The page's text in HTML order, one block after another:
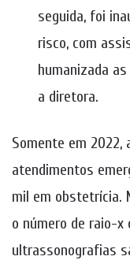
seguida, foi
risco, com
humanizada
a diretora.
Somente em 2022,
atendimentos
mil em obstetrícia.
o número de raio-x
ultrassonografias